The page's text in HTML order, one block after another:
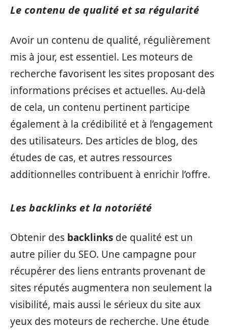
Le contenu de qualité et sa régularité
Avoir un contenu de qualité, régulièrement
mis à jour, est essentiel. Les moteurs de
recherche favorisent les sites proposant des
informations précises et actuelles. Au-delà
de cela, un contenu pertinent participe
également à la crédibilité et à l’engagement
des utilisateurs. Des articles de blog, des
études de cas, et autres ressources
additionnelles contribuent à enrichir l’offre.
Les backlinks et la notoriété
Obtenir des backlinks de qualité est un
autre pilier du SEO. Une campagne pour
récupérer des liens entrants provenant de
sites réputés augmentera non seulement la
visibilité, mais aussi le sérieux du site aux
yeux des moteurs de recherche. Une étude